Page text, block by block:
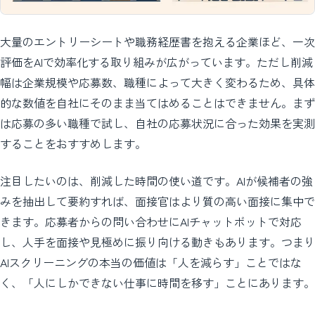
大量のエントリーシートや職務経歴書を抱える企業ほど、一次
評価をAIで効率化する取り組みが広がっています。ただし削減
幅は企業規模や応募数、職種によって大きく変わるため、具体
的な数値を自社にそのまま当てはめることはできません。まず
は応募の多い職種で試し、自社の応募状況に合った効果を実測
することをおすすめします。
注目したいのは、削減した時間の使い道です。AIが候補者の強
みを抽出して要約すれば、面接官はより質の高い面接に集中で
きます。応募者からの問い合わせにAIチャットボットで対応
し、人手を面接や見極めに振り向ける動きもあります。つまり
AIスクリーニングの本当の価値は「人を減らす」ことではな
く、「人にしかできない仕事に時間を移す」ことにあります。